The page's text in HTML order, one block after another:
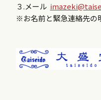
３.メール
※お名前と緊急連絡先の